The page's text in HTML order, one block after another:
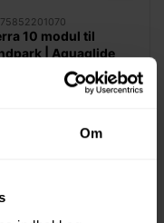
Om
10 modul til
| Aquaglide